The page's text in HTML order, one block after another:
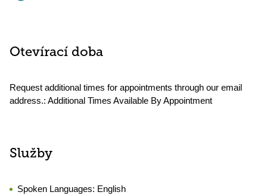
Otevírací doba
Request additional times for appointments through our email
address.: Additional Times Available By Appointment
Služby
Spoken Languages: English